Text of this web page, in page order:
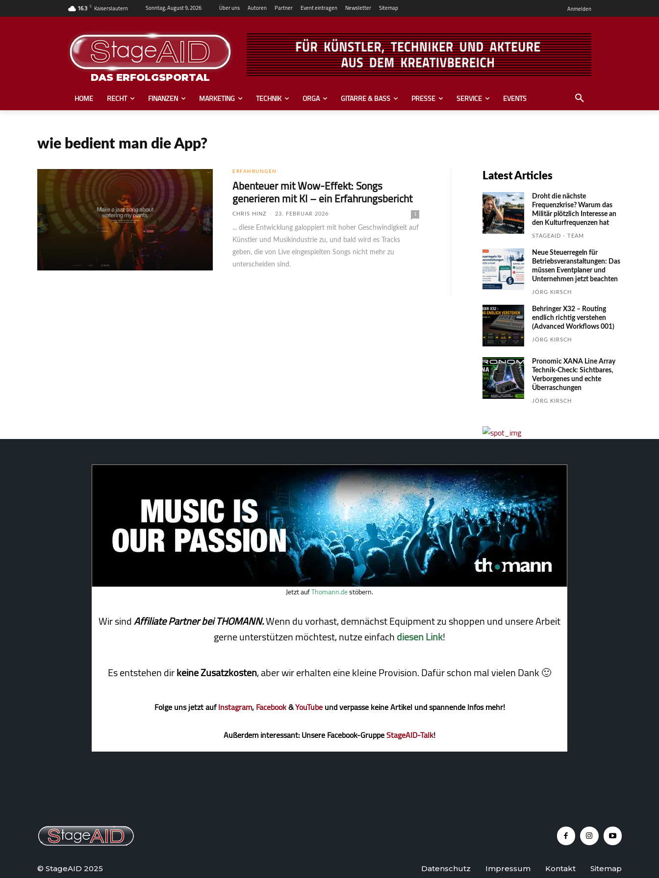
16.3 C Kaiserslautern Sonntag, August 9, 2026 Über uns Autoren Partner Event eintragen Newsletter Sitemap Anmelden
DAS ERFOLGSPORTAL
HOME RECHT FINANZEN MARKETING TECHNIK ORGA GITARRE & BASS PRESSE SERVICE EVENTS
wie bedient man die App?
ERFAHRUNGEN
Abenteuer mit Wow-Effekt: Songs
generieren mit KI – ein Erfahrungsbericht
CHRIS HINZ - 23. FEBRUAR 2026 1
... diese Entwicklung galoppiert mit hoher Geschwindigkeit auf
Künstler und Musikindustrie zu, und bald wird es Tracks
geben, die von Live eingespielten Songs nicht mehr zu
unterscheiden sind.
Latest Articles
Droht die nächste
Frequenzkrise? Warum das
Mili­tär plötzlich Inte­resse an
den Kultur­fre­quen­zen hat
STAGEAID - TEAM
Neue Steuerregeln für
Betriebs­ver­an­stal­tungen: Das
müssen Event­planer und
Unter­nehmen jetzt beachten
JÖRG KIRSCH
Behringer X32 – Routing
endlich richtig verstehen
(Advanced Workflows 001)
JÖRG KIRSCH
Pronomic XANA Line Array
Technik-Check: Sichtbares,
Verborgenes und echte
Überraschungen
JÖRG KIRSCH
Jetzt aufThomann.destöbern.
Wir sindAffiliate Partner bei THOMANN.Wenn du vorhast, demnächst Equipment zu shoppen und unsere Arbeit
gerne unterstützen möchtest, nutze einfachdiesen Link!
Es entstehen dirkeine Zusatzkosten, aber wir erhalten eine kleine Pro­vi­sion. Dafür schon mal vielen Dank 🙂
Folge uns jetzt aufInstagram,Facebook&YouTubeund verpasse keine Artikel und spannende Infos mehr!
Außerdem interessant: Unsere Facebook-GruppeStageAID-Talk!
© StageAID 2025 Datenschutz Impressum Kontakt Sitemap